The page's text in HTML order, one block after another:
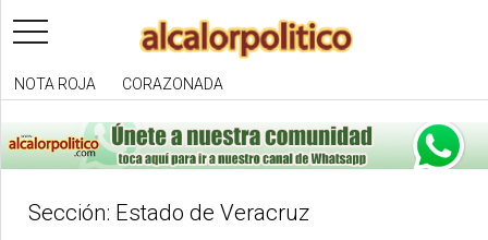
toggle
navigation
NOTA ROJA CORAZONADA
Sección: Estado de Veracruz